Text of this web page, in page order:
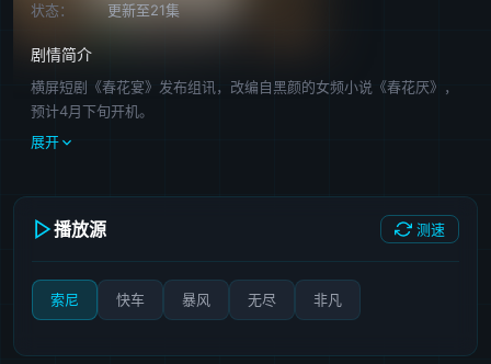
状态：
更新至21集
剧情简介
横屏短剧《春花宴》发布组讯，改编自黑颜的女频小说《春花厌》，
预计4月下旬开机。
展开
播放源 测速
索尼 快车 暴风 无尽 非凡